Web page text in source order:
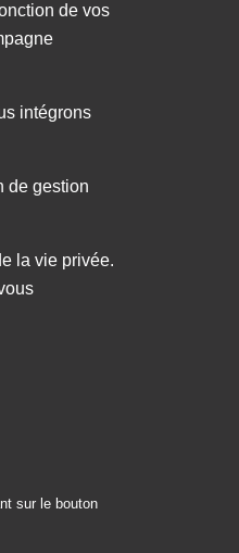
de vos
intégrons
de gestion
la vie privée.
sur le bouton